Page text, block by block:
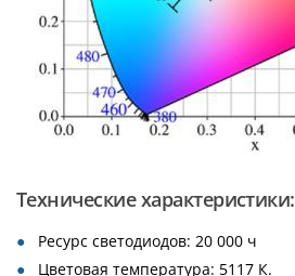
Технические характеристики:
Ресурс светодиодов: 20 000 ч
Цветовая температура: 5117 К.